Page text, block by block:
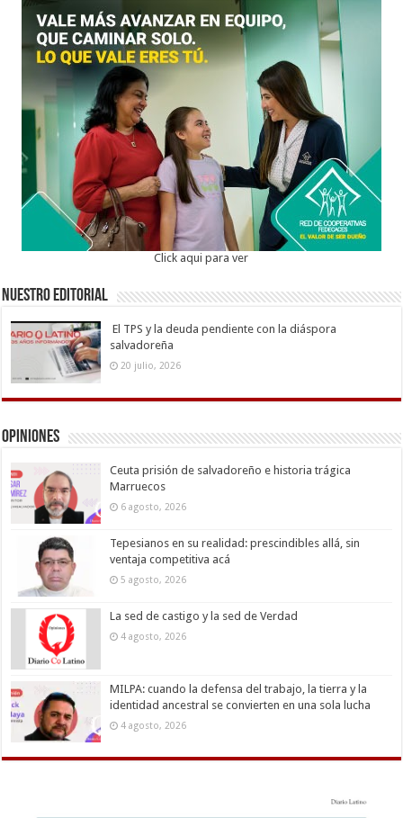
Click aqui para ver
Nuestro Editorial
El TPS y la deuda pendiente con la diáspora
salvadoreña
20 julio, 2026
Opiniones
Ceuta prisión de salvadoreño e historia trágica
Marruecos
6 agosto, 2026
Tepesianos en su realidad: prescindibles allá, sin
ventaja competitiva acá
5 agosto, 2026
La sed de castigo y la sed de Verdad
4 agosto, 2026
MILPA: cuando la defensa del trabajo, la tierra y la
identidad ancestral se convierten en una sola lucha
4 agosto, 2026